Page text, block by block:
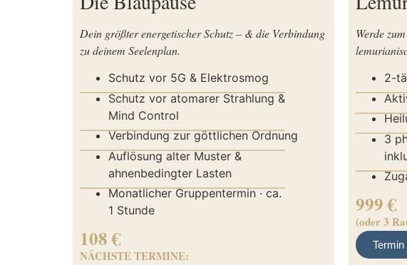
Dein größter energetischer Schutz – & die Verbindung
zu deinem Seelenplan.
Schutz vor 5G & Elektrosmog
——————————————————
Schutz vor atomarer Strahlung &
Mind Control
——————————————————
Verbindung zur göttlichen Ordnung
——————————————————
Auflösung alter Muster &
ahnenbedingter Lasten
——————————————————
Monatlicher Gruppentermin · ca.
1 Stunde
108 €
NÄCHSTE TERMINE:
Werde
2-
3
999 €
(oder 3
Termin